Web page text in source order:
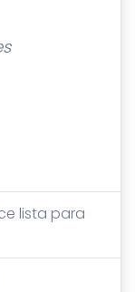
lista para